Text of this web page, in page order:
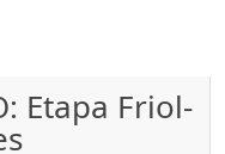
Etapa Friol-